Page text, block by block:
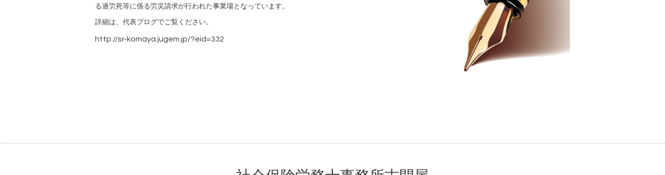
る過労死等に係る労災請求が行われた事業場となっています。
詳細は、代表ブログでご覧ください。
http://sr-komaya.jugem.jp/?eid=332